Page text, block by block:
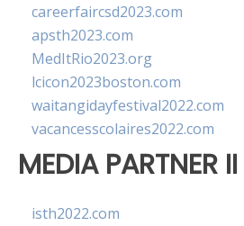
careerfaircsd2023.com
apsth2023.com
MedItRio2023.org
lcicon2023boston.com
waitangidayfestival2022.com
vacancesscolaires2022.com
MEDIA PARTNER II
isth2022.com